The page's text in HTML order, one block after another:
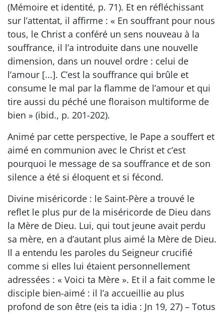
(Mémoire et identité, p. 71). Et en réfléchissant
sur l’attentat, il affirme : « En souffrant pour nous
tous, le Christ a conféré un sens nouveau à la
souffrance, il l’a introduite dans une nouvelle
dimension, dans un nouvel ordre : celui de
l’amour [...]. C’est la souffrance qui brûle et
consume le mal par la flamme de l’amour et qui
tire aussi du péché une floraison multiforme de
bien » (ibid., p. 201-202).
Animé par cette perspective, le Pape a souffert et
aimé en communion avec le Christ et c’est
pourquoi le message de sa souffrance et de son
silence a été si éloquent et si fécond.
Divine miséricorde : le Saint-Père a trouvé le
reflet le plus pur de la miséricorde de Dieu dans
la Mère de Dieu. Lui, qui tout jeune avait perdu
sa mère, en a d’autant plus aimé la Mère de Dieu.
Il a entendu les paroles du Seigneur crucifié
comme si elles lui étaient personnellement
adressées : « Voici ta Mère ». Et il a fait comme le
disciple bien-aimé : il l’a accueillie au plus
profond de son être (eis ta idia : Jn 19, 27) – Totus